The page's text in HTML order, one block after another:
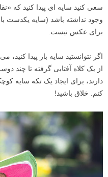
سعی کنید سایه ای پیدا کنید که
وجود نداشته باشد (سایه یکدست
برای عکس نیست.
اگر نتوانستید سایه باز پیدا کنید،
از یک کلاه آفتابی گرفته تا چند
دارند، برای ایجاد یک تکه سایه
کنم. خلاق باشید!